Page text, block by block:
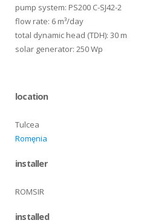
pump system: PS200 C-SJ42-2
flow rate: 6 m³/day
total dynamic head (TDH): 30 m
solar generator: 250 Wp
location
Tulcea
Romęnia
installer
ROMSIR
installed